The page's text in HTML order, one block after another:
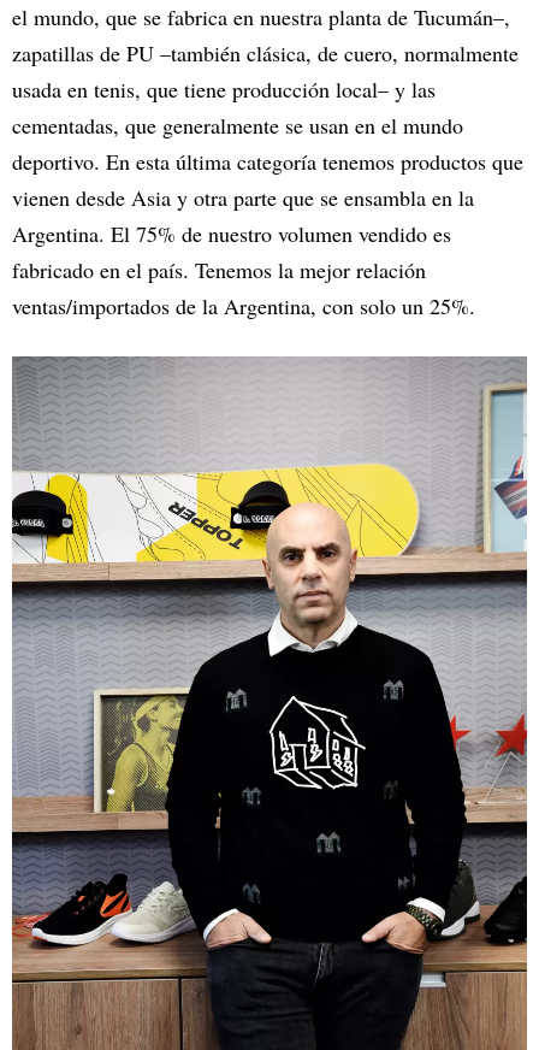
el mundo, que se fabrica en nuestra planta de Tucumán–,
zapatillas de PU –también clásica, de cuero, normalmente
usada en tenis, que tiene producción local– y las
cementadas, que generalmente se usan en el mundo
deportivo. En esta última categoría tenemos productos que
vienen desde Asia y otra parte que se ensambla en la
Argentina. El 75% de nuestro volumen vendido es
fabricado en el país. Tenemos la mejor relación
ventas/importados de la Argentina, con solo un 25%.